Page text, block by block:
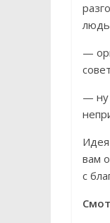
—
— ну
вам
с